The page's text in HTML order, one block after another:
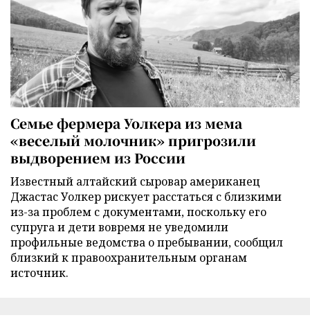
Семье фермера Уолкера из мема
«веселый молочник» пригрозили
выдворением из России
Известный алтайский сыровар американец
Джастас Уолкер рискует расстаться с близкими
из-за проблем с документами, поскольку его
супруга и дети вовремя не уведомили
профильные ведомства о пребывании, сообщил
близкий к правоохранительным органам
источник.